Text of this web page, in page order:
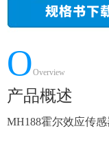
OOverview
产品概述
MH188霍尔效应传